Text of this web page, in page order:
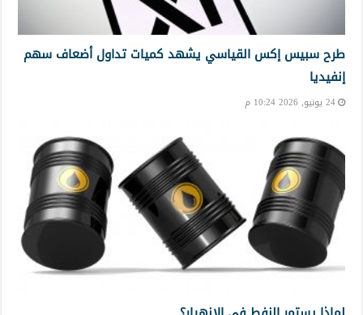
طرح سبيس إكس القياسي يشهد كميات تداول أضعاف سهم
إنفيديا
24 يونيو, 2026 10:24 م